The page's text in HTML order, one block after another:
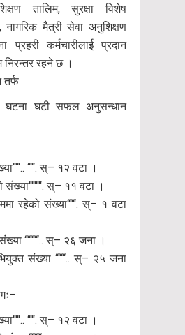
तालिम, सुरक्षा विशेष
नागरिक मैत्री सेवा अनुशिक्षण
प्रहरी कर्मचारीलाई प्रदान
निरन्तर रहने छ ।
घटी सफल अनुसन्धान
‘‘‘‘‘. स्– १२ वटा ।
स्– ११ वटा ।
रहेको संख्या‘‘‘‘‘‘. स्– १ वटा
‘‘‘‘‘‘‘‘‘‘.. स्– २६ जना ।
संख्या ‘‘‘‘‘‘‘.. स्– २५ जना
‘‘‘‘‘. स्– १२ वटा ।